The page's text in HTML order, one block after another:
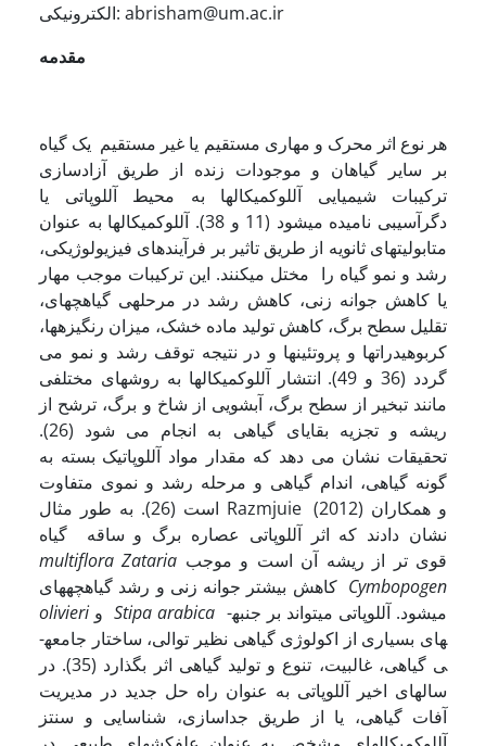
الکترونیکی: abrisham@um.ac.ir
مقدمه
هر نوع اثر محرک و مهاری مستقیم یا غیر مستقیم یک گیاه
بر سایر گیاهان و موجودات زنده از طریق آزاد­سازی
ترکیبات شیمیایی آللوکمیکال­ها به محیط آللوپاتی یا
دگرآسیبی نامیده می­شود (11 و 38). آللوکمیکال­ها به عنوان
متابولیت­های ثانویه از طریق تاثیر بر فرآیند­های فیزیولوژیکی،
رشد و نمو گیاه را مختل می­کنند. این ترکیبات موجب مهار
یا کاهش جوانه زنی، کاهش رشد در مرحله­ی گیاهچه­ای،
تقلیل سطح برگ، کاهش تولید ماده خشک، میزان رنگیزه­ها،
کربوهیدرات­ها و پروتئین­ها و در نتیجه توقف رشد و نمو می
گردد (36 و 49). انتشار آللوکمیکال­ها به روش­های مختلفی
مانند تبخیر از سطح برگ، آب­شویی از شاخ و برگ، ترشح از
ریشه و تجزیه بقایای گیاهی به انجام می شود (26).
تحقیقات نشان می دهد که مقدار مواد آللوپاتیک بسته به
گونه گیاهی، اندام گیاهی و مرحله رشد و نموی متفاوت
است (26). به طور مثال Razmjuie و همکاران (2012)
نشان دادند که اثر آللوپاتی عصاره برگ و ساقه گیاه
multiflora ­Zataria
کاهش بیش­تر جوانه زنی و رشد گیاهچه­های Cymbopogen
olivieri
وStipa arabica
های بسیاری از اکولوژی گیاهی نظیر توالی، ساختار جامعه­
ی گیاهی، غالبیت، تنوع و تولید گیاهی اثر بگذارد (35).
در
سال­های اخیر آللوپاتی به عنوان راه حل جدید در مدیریت
آفات گیاهی، یا از طریق جداسازی، شناسایی و سنتز